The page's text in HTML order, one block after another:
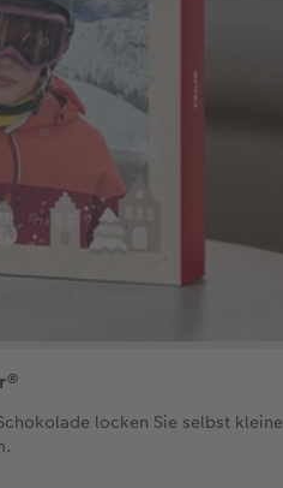
locken Sie selbst kleine